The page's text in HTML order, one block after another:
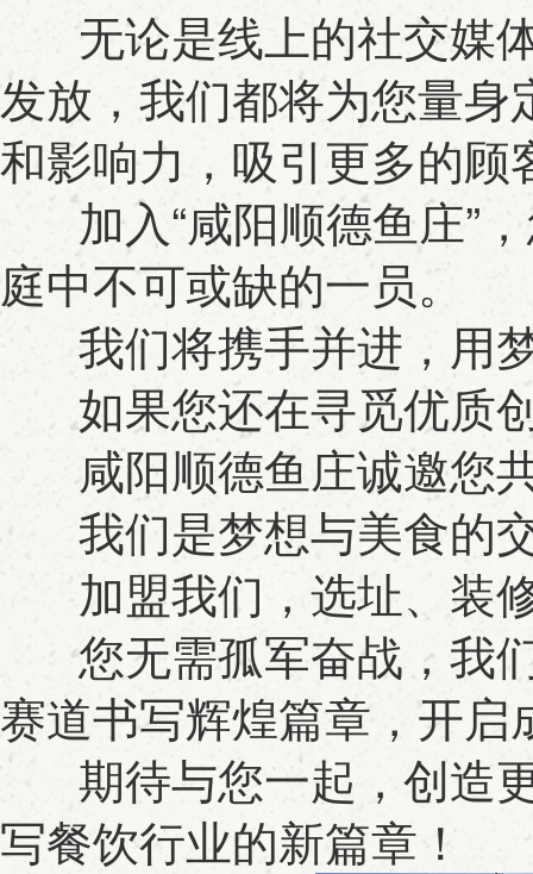
无论是线上的社交媒
发放，我们都将为您量
和影响力，吸引更多的顾
加入“咸阳顺德鱼庄”
庭中不可或缺的一员。
我们将携手并进，用
如果您还在寻觅优质
咸阳顺德鱼庄诚邀您
我们是梦想与美食的交
加盟我们，选址、装
您无需孤军奋战，我
赛道书写辉煌篇章，开启
期待与您一起，创造更
写餐饮行业的新篇章！